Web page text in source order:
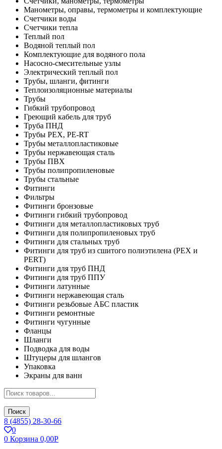
Манометры, оправы, термометры и комплектующие
Счетчики воды
Счетчики тепла
Теплый пол
Водяной теплый пол
Комплектующие для водяного пола
Насосно-смесительные узлы
Электрический теплый пол
Трубы, шланги, фитинги
Теплоизоляционные материалы
Трубы
Гибкий трубопровод
Греющий кабель для труб
Труба ПНД
Трубы PEX, PE-RT
Трубы металлопластиковые
Трубы нержавеющая сталь
Трубы ПВХ
Трубы полипропиленовые
Трубы стальные
Фитинги
Фильтры
Фитинги бронзовые
Фитинги гибкий трубопровод
Фитинги для металлопластиковых труб
Фитинги для полипропиленовых труб
Фитинги для стальных труб
Фитинги для труб из сшитого полиэтилена (PEX и
PERT)
Фитинги для труб ПНД
Фитинги для труб ППУ
Фитинги латунные
Фитинги нержавеющая сталь
Фитинги резьбовые АБС пластик
Фитинги ремонтные
Фитинги чугунные
Фланцы
Шланги
Подводка для воды
Штуцеры для шлангов
Упаковка
Экраны для ванн
Поиск
8 (4855) 28-30-66
0
0 Корзина 0,00Р